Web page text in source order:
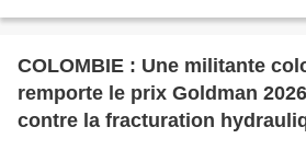
COLOMBIE : Une militante
remporte le prix Goldman
contre la fracturation